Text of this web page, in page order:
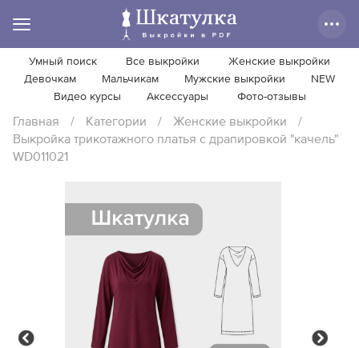
Умный поиск Все выкройки
Женские выкройки
Девочкам
Мальчикам Мужские выкройки
NEW
Видео курсы
Аксессуары Фото-отзывы
Главная / Категории / Женские выкройки
/
Выкройка трикотажного платья с драпировкой "качель"
WD011021